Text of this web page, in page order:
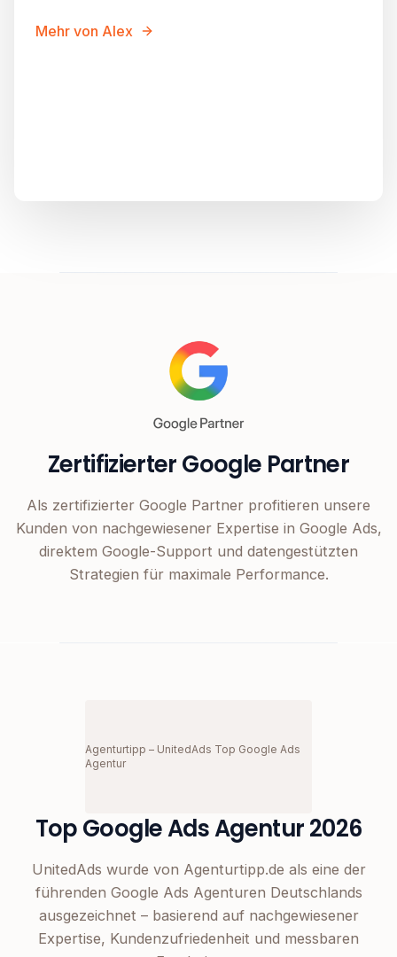
Mehr von Alex
Zertifizierter Google Partner
Als zertifizierter Google Partner profitieren unsere
Kunden von nachgewiesener Expertise in Google Ads,
direktem Google-Support und datengestützten
Strategien für maximale Performance.
Agenturtipp – UnitedAds Top Google Ads
Agentur
Top Google Ads Agentur 2026
UnitedAds wurde von Agenturtipp.de als eine der
führenden Google Ads Agenturen Deutschlands
ausgezeichnet – basierend auf nachgewiesener
Expertise, Kundenzufriedenheit und messbaren